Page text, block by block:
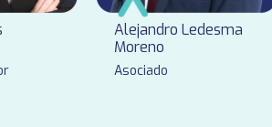
Alejandro Ledesma
Moreno
Asociado